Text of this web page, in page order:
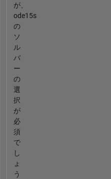
が、
ode15s
の
ソ
ル
バ
ー
の
選
択
が
必
須
で
し
ょ
う